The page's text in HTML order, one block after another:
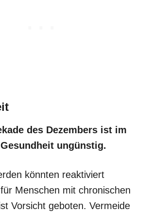
des Dezembers ist im
ungünstig.
könnten reaktiviert
Menschen mit chronischen
Vorsicht geboten. Vermeide